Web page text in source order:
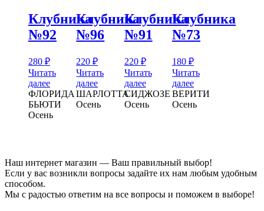
Клубника
№92
280 ₽
Читать
далее
ФЛОРИДА
БЬЮТИ
Осень
Клубника
№96
220₽
Читать
далее
ШАРЛОТТА
Осень
Клубника
№91
220 ₽
Читать
далее
СИДЖОЗЕ
Осень
Клубника
№73
180 ₽
Читать
далее
ВЕРИТИ
Осень
Наш интернет магазин — Ваш правильный выбор!
Если у вас возникли вопросы задайте их нам любым удобным
способом.
Мы с радостью ответим на все вопросы и поможем в выборе!